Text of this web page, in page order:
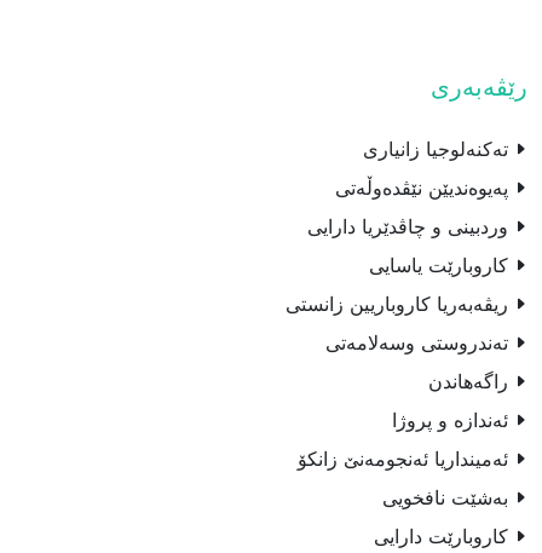
رێڤەبەری
تەکنەلوجیا زانیارى
پەیوەندیێن نێڤدەوڵەتی
وردبينى و چاڤدێريا دارايى
كاروبارێت یاسایی
ریڤەبەریا کاروباریین زانستى
ته‌ندروستى وسه‌لامه‌تى
راگه‌هاندن
ئه‌ندازه‌ و پروژا
ئه‌مینداریا ئه‌نجومه‌نێ زانكۆ
به‌شێت نافخويى
كاروبارێت دارايى